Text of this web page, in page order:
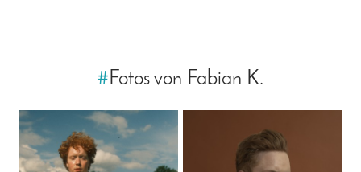
#Fotos von Fabian K.